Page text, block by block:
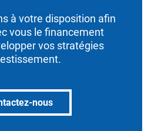
à votre disposition afin
vous le financement
vos stratégies
nous